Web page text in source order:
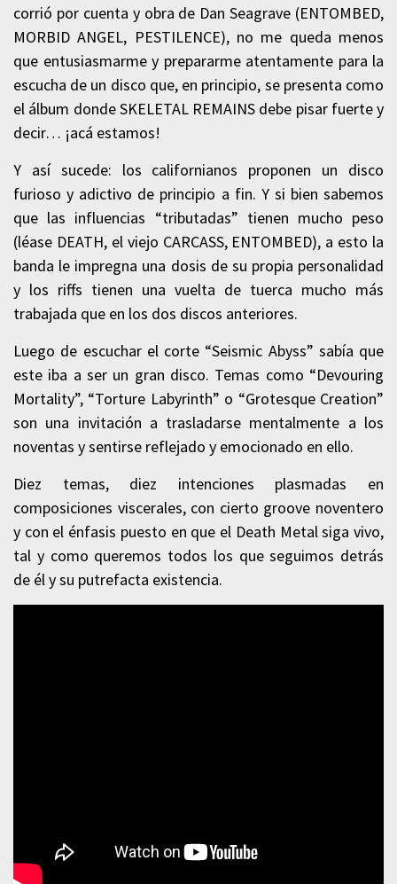
corrió por cuenta y obra de Dan Seagrave (ENTOMBED,
MORBID ANGEL, PESTILENCE), no me queda menos
que entusiasmarme y prepararme atentamente para la
escucha de un disco que, en principio, se presenta como
el álbum donde SKELETAL REMAINS debe pisar fuerte y
decir… ¡acá estamos!
Y así sucede: los californianos proponen un disco
furioso y adictivo de principio a fin. Y si bien sabemos
que las influencias “tributadas” tienen mucho peso
(léase DEATH, el viejo CARCASS, ENTOMBED), a esto la
banda le impregna una dosis de su propia personalidad
y los riffs tienen una vuelta de tuerca mucho más
trabajada que en los dos discos anteriores.
Luego de escuchar el corte “Seismic Abyss” sabía que
este iba a ser un gran disco. Temas como “Devouring
Mortality”, “Torture Labyrinth” o “Grotesque Creation”
son una invitación a trasladarse mentalmente a los
noventas y sentirse reflejado y emocionado en ello.
Diez temas, diez intenciones plasmadas en
composiciones viscerales, con cierto groove noventero
y con el énfasis puesto en que el Death Metal siga vivo,
tal y como queremos todos los que seguimos detrás
de él y su putrefacta existencia.